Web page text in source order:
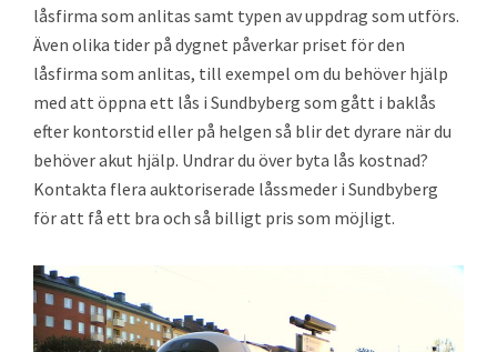
låsfirma som anlitas samt typen av uppdrag som utförs.
Även olika tider på dygnet påverkar priset för den
låsfirma som anlitas, till exempel om du behöver hjälp
med att öppna ett lås i Sundbyberg som gått i baklås
efter kontorstid eller på helgen så blir det dyrare när du
behöver akut hjälp. Undrar du över byta lås kostnad?
Kontakta flera auktoriserade låssmeder i Sundbyberg
för att få ett bra och så billigt pris som möjligt.